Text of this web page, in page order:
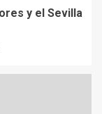
y el Sevilla